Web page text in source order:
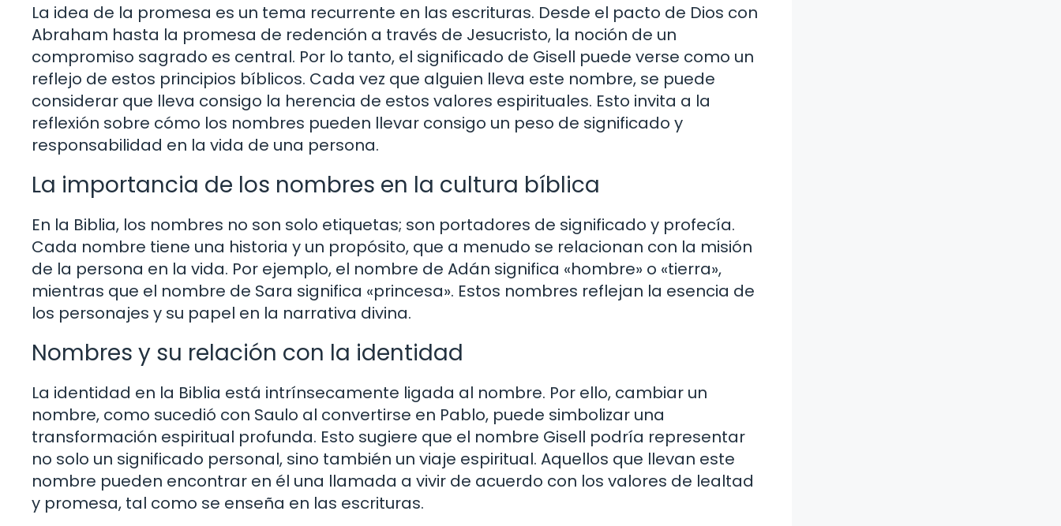
La idea de la promesa es un tema recurrente en las escrituras. Desde el pacto de Dios con
Abraham hasta la promesa de redención a través de Jesucristo, la noción de un
compromiso sagrado es central. Por lo tanto, el significado de Gisell puede verse como un
reflejo de estos principios bíblicos. Cada vez que alguien lleva este nombre, se puede
considerar que lleva consigo la herencia de estos valores espirituales. Esto invita a la
reflexión sobre cómo los nombres pueden llevar consigo un peso de significado y
responsabilidad en la vida de una persona.
La importancia de los nombres en la cultura bíblica
En la Biblia, los nombres no son solo etiquetas; son portadores de significado y profecía.
Cada nombre tiene una historia y un propósito, que a menudo se relacionan con la misión
de la persona en la vida. Por ejemplo, el nombre de Adán significa «hombre» o «tierra»,
mientras que el nombre de Sara significa «princesa». Estos nombres reflejan la esencia de
los personajes y su papel en la narrativa divina.
Nombres y su relación con la identidad
La identidad en la Biblia está intrínsecamente ligada al nombre. Por ello, cambiar un
nombre, como sucedió con Saulo al convertirse en Pablo, puede simbolizar una
transformación espiritual profunda. Esto sugiere que el nombre Gisell podría representar
no solo un significado personal, sino también un viaje espiritual. Aquellos que llevan este
nombre pueden encontrar en él una llamada a vivir de acuerdo con los valores de lealtad
y promesa, tal como se enseña en las escrituras.